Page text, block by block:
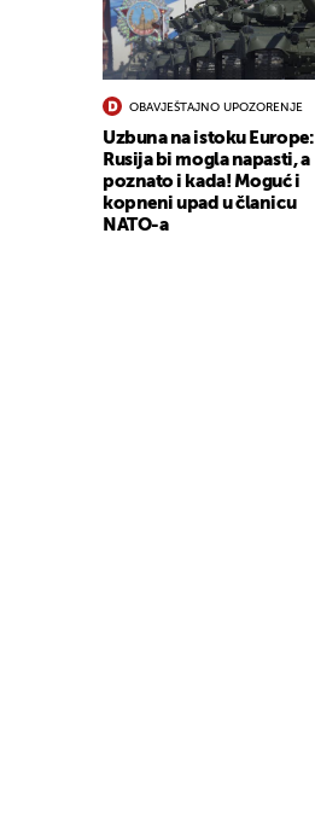
OBAVJEŠTAJNO UPOZORENJE
Uzbuna na istoku Europe:
Rusija bi mogla napasti, a
poznato i kada! Moguć i
kopneni upad u članicu
NATO-a